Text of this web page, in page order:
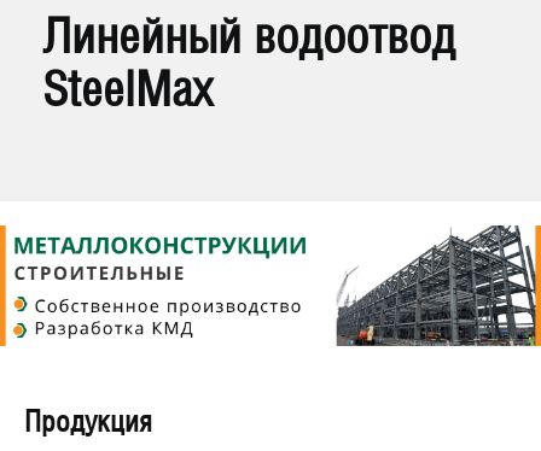
Линейный водоотвод
SteelMax
Продукция